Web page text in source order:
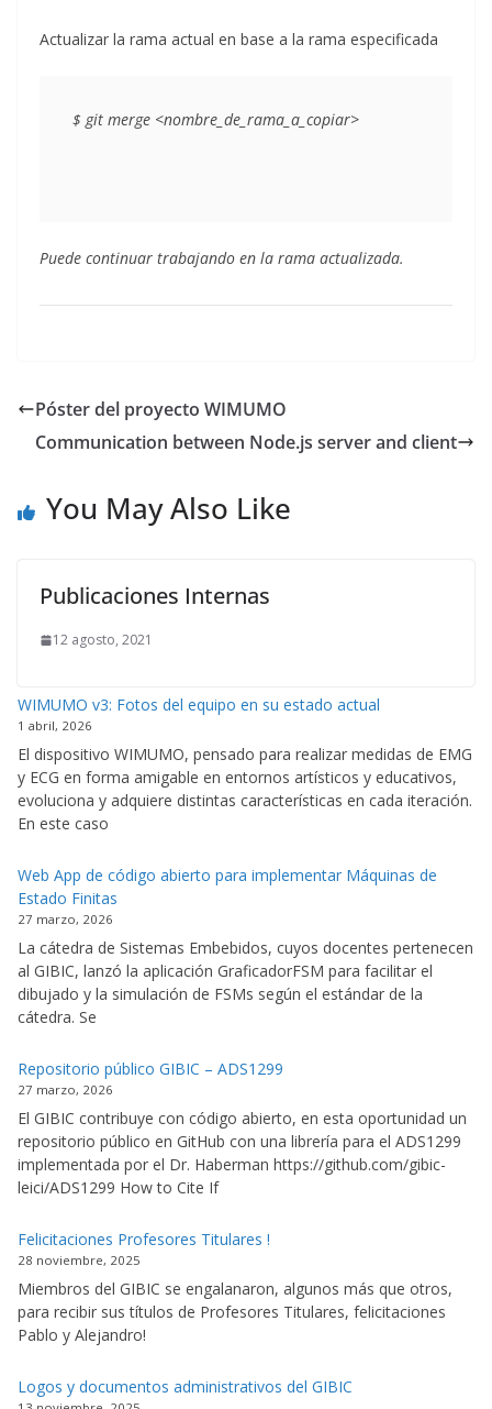
Actualizar la rama actual en base a la rama especificada
Puede continuar trabajando en la rama actualizada.
Póster del proyecto WIMUMO
Communication between Node.js server and client
You May Also Like
Publicaciones Internas
12 agosto, 2021
WIMUMO v3: Fotos del equipo en su estado actual
1 abril, 2026
El dispositivo WIMUMO, pensado para realizar medidas de EMG
y ECG en forma amigable en entornos artísticos y educativos,
evoluciona y adquiere distintas características en cada iteración.
En este caso
Web App de código abierto para implementar Máquinas de
Estado Finitas
27 marzo, 2026
La cátedra de Sistemas Embebidos, cuyos docentes pertenecen
al GIBIC, lanzó la aplicación GraficadorFSM para facilitar el
dibujado y la simulación de FSMs según el estándar de la
cátedra. Se
Repositorio público GIBIC – ADS1299
27 marzo, 2026
El GIBIC contribuye con código abierto, en esta oportunidad un
repositorio público en GitHub con una librería para el ADS1299
implementada por el Dr. Haberman https://github.com/gibic-
leici/ADS1299 How to Cite If
Felicitaciones Profesores Titulares !
28 noviembre, 2025
Miembros del GIBIC se engalanaron, algunos más que otros,
para recibir sus títulos de Profesores Titulares, felicitaciones
Pablo y Alejandro!
Logos y documentos administrativos del GIBIC